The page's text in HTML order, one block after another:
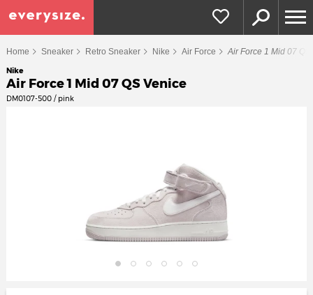
Home Sneaker Retro Sneaker Nike Air Force Air Force 1 Mid 07
Nike
Air Force 1 Mid 07 QS Venice
DM0107-500 / pink